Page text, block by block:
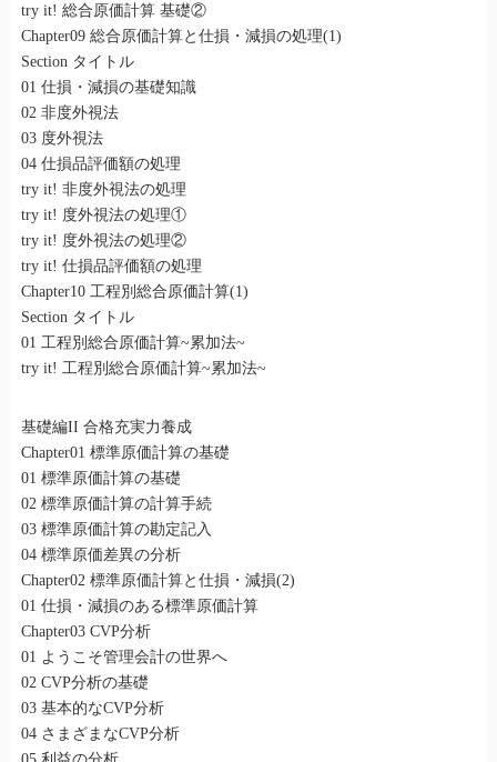
try it! 総合原価計算 基礎②
Chapter09 総合原価計算と仕損・減損の処理(1)
Section タイトル
01 仕損・減損の基礎知識
02 非度外視法
03 度外視法
04 仕損品評価額の処理
try it! 非度外視法の処理
try it! 度外視法の処理①
try it! 度外視法の処理②
try it! 仕損品評価額の処理
Chapter10 工程別総合原価計算(1)
Section タイトル
01 工程別総合原価計算~累加法~
try it! 工程別総合原価計算~累加法~
基礎編II 合格充実力養成
Chapter01 標準原価計算の基礎
01 標準原価計算の基礎
02 標準原価計算の計算手続
03 標準原価計算の勘定記入
04 標準原価差異の分析
Chapter02 標準原価計算と仕損・減損(2)
01 仕損・減損のある標準原価計算
Chapter03 CVP分析
01 ようこそ管理会計の世界へ
02 CVP分析の基礎
03 基本的なCVP分析
04 さまざまなCVP分析